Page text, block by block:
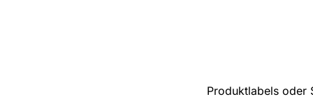
Produktlabels oder